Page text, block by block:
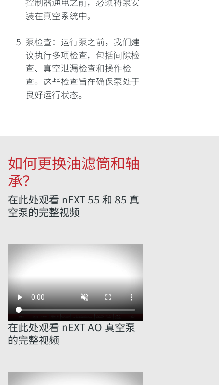
装在真空系统中。
泵检查：运行泵之前，我们建
议执行多项检查，包括间隙检
查、真空泄漏检查和操作检
查。这些检查旨在确保泵处于
良好运行状态。
如何更换油滤筒和轴
承？
在此处观看 nEXT 55 和 85 真
空泵的完整视频
在此处观看 nEXT AO 真空泵
的完整视频